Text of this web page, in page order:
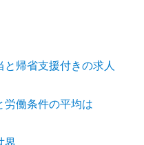
帰省支援付きの求人
労働条件の平均は